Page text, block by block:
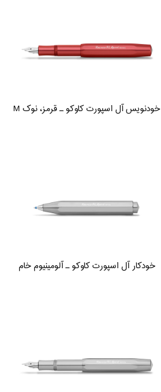
خودنویس آل اسپورت کاوکو ـ قرمز، نوک M
خودکار آل اسپورت کاوکو ـ آلومینیوم خام